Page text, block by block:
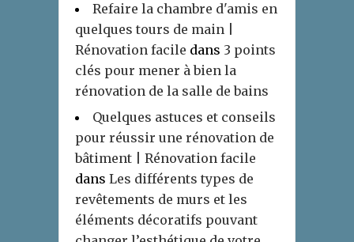
Refaire la chambre d'amis en
quelques tours de main |
Rénovation facile dans 3 points
clés pour mener à bien la
rénovation de la salle de bains
Quelques astuces et conseils
pour réussir une rénovation de
bâtiment | Rénovation facile
dans Les différents types de
revêtements de murs et les
éléments décoratifs pouvant